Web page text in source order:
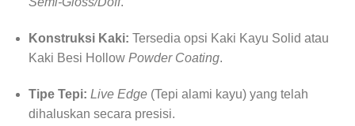
Konstruksi Kaki: Tersedia opsi Kaki Kayu Solid atau
Kaki Besi Hollow Powder Coating.
Tipe Tepi: Live Edge(Tepi alami kayu) yang telah
dihaluskan secara presisi.